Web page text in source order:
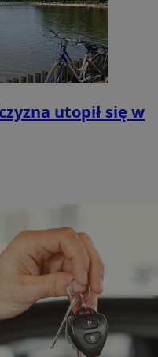
utopił się w